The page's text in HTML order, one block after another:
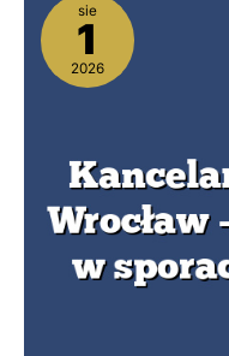
sie
1
2026
Niemczyk
Wrocław
cywilnych